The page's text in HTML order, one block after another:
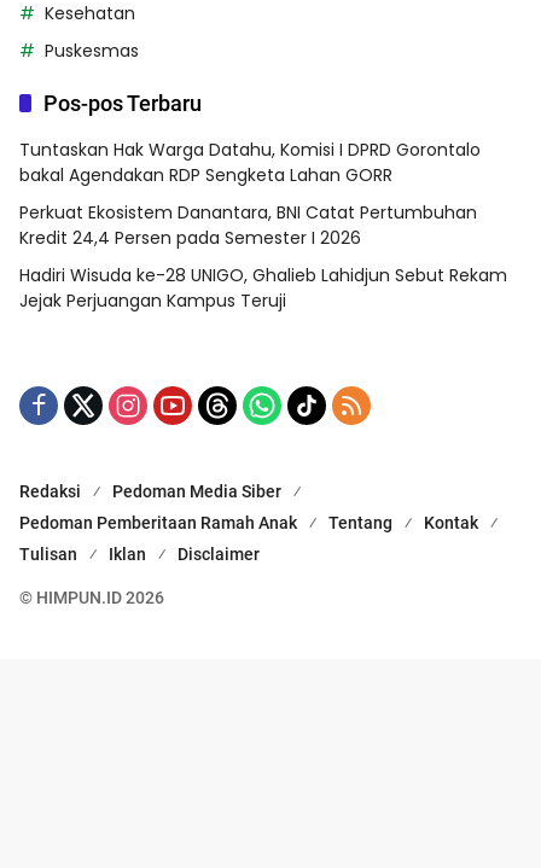
Kesehatan
Puskesmas
Pos-pos Terbaru
Tuntaskan Hak Warga Datahu, Komisi I DPRD Gorontalo
bakal Agendakan RDP Sengketa Lahan GORR
Perkuat Ekosistem Danantara, BNI Catat Pertumbuhan
Kredit 24,4 Persen pada Semester I 2026
Hadiri Wisuda ke-28 UNIGO, Ghalieb Lahidjun Sebut Rekam
Jejak Perjuangan Kampus Teruji
Redaksi
Pedoman Media Siber
Pedoman Pemberitaan Ramah Anak
Tentang
Kontak
Tulisan
Iklan Disclaimer
© HIMPUN.ID 2026